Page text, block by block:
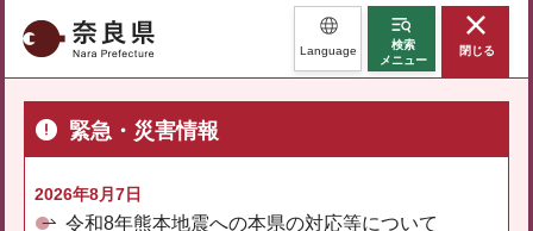
奈良県 Language
検索
メニュー
閉じる
緊急・災害情報
2026年8月7日
令和8年熊本地震への本県の対応等について